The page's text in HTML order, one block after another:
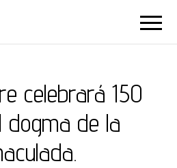
celebrará 150
dogma de la